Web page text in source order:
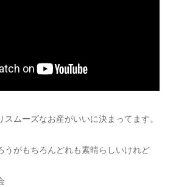
ムーズなお産がいいに決まってます。
うがもちろんどれも素晴らしいけれど